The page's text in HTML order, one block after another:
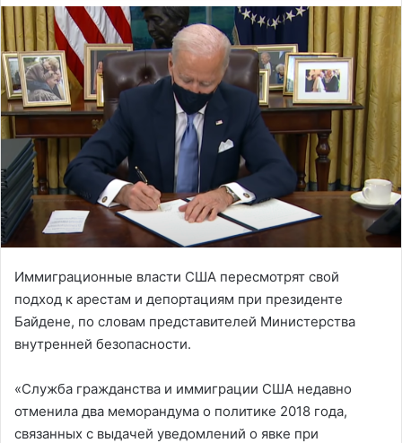
Иммиграционные власти США пересмотрят свой
подход к арестам и депортациям при президенте
Байдене, по словам представителей Министерства
внутренней безопасности.
«Служба гражданства и иммиграции США недавно
отменила два меморандума о политике 2018 года,
связанных с выдачей уведомлений о явке при